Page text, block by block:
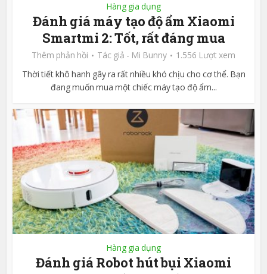
Hàng gia dụng
Đánh giá máy tạo độ ẩm Xiaomi
Smartmi 2: Tốt, rất đáng mua
Thêm phản hồi Tác giả - Mi Bunny
1.556 Lượt xem
Thời tiết khô hanh gây ra rất nhiều khó chịu cho cơ thể. Bạn
đang muốn mua một chiếc máy tạo độ ẩm...
Hàng gia dụng
Đánh giá Robot hút bụi Xiaomi